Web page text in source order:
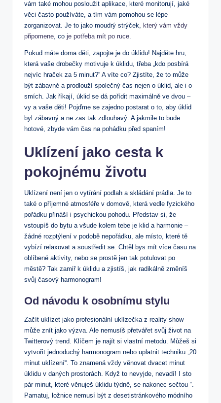
vám také mohou posloužit aplikace, které monitorují, jaké
věci často používáte, a tím vám pomohou se lépe
zorganizovat. Je to jako moudrý strýček, který vám vždy
připomene , co je potřeba mít po ruce
Pokud máte doma děti, zapojte je do úklidu! Najděte hru,
která vaše drobečky motivuje k úklidu, třeba „kdo posbírá
nejvíc hraček za 5 minut?“ A víte co? Zjistíte, že to může
být zábavné a prodlouží společný čas nejen o úklid, ale i o
smích. Jak říkají, úklid se dá pořídit maximálně ve dvou –
vy a vaše děti! Pojďme se zajedno postarat o to, aby úklid
byl zábavný a ne zas tak zdlouhavý. A jakmile to bude
hotové, zbyde vám čas na pohádku před spaním!
Uklízení jako cesta k
pokojnému životu
Uklízení není jen o vytírání podlah a skládání prádla. Je to
také o příjemné atmosféře v domově, která vedle fyzického
pořádku přináší i psychickou pohodu. Představ si, že
vstoupíš do bytu a všude kolem tebe je klid a harmonie –
žádné rozptýlení v podobě nepořádku, ale místo, které tě
vybízí relaxovat a soustředit se. Chtěl bys mít více času na
oblíbené aktivity, nebo se prostě jen tak potulovat po
městě? Tak zamiř k úklidu a zjistíš, jak radikálně změníš
svůj časový harmonogram!
Od návodu k osobnímu stylu
Začít uklízet jako profesionální uklízečka z reality show
může znít jako výzva. Ale nemusíš přetvářet svůj život na
Twitterový trend. Klíčem je najít si vlastní metodu. Můžeš si
vytvořit jednoduchý harmonogram nebo uplatnit techniku „20
minut uklízení“. To znamená vždy věnovat dvacet minut
úklidu v daných prostorách. Když to nevyjde, nevadí! I sto
pár minut, které věnuješ úklidu týdně, se nakonec sečtou “.
Pamatuj, ložnice nemusí být z desetistránkového módního